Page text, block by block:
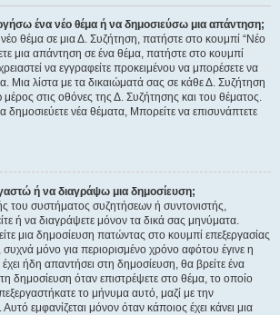
ένα νέο θέμα ή να δημοσιεύσω μια απάντηση;
νέο θέμα σε μια Δ. Συζήτηση, πατήστε στο κουμπί “Νέο
μια απάντηση σε ένα θέμα, πατήστε στο κουμπί
να εγγραφείτε προκειμένου να μπορέσετε να
Μια λίστα με τα δικαιώματά σας σε κάθε Δ. Συζήτηση
μέρος στις οθόνες της Δ. Συζήτησης και του θέματος.
δημοσιεύετε νέα θέματα, Μπορείτε να επισυνάπτετε
ή να διαγράψω μια δημοσίευση;
του συστήματος συζητήσεων ή συντονιστής,
ή να διαγράψετε μόνον τα δικά σας μηνύματα.
μια δημοσίευση πατώντας στο κουμπί επεξεργασίας
μόνο για περιορισμένο χρόνο αφότου έγινε η
ήδη απαντήσει στη δημοσίευση, θα βρείτε ένα
δημοσίευση όταν επιστρέψετε στο θέμα, το οποίο
το μήνυμα αυτό, μαζί με την
εμφανίζεται μόνον όταν κάποιος έχει κάνει μια